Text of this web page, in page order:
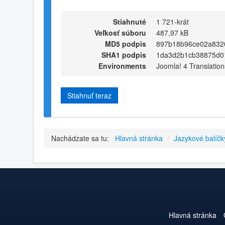
Stiahnuté
1 721-krát
Veľkosť súboru
487,97 kB
MD5 podpis
SHA1 podpis
Environments
Joomla! 4
Stiahnuť teraz
Nachádzate sa tu: Hlavná stránka / Jazykové
Hlavná stránka